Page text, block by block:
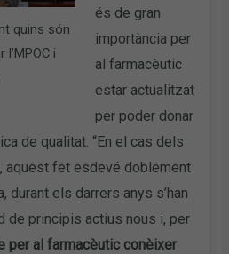
quins són
i
és de gran
importància per
al farmacèutic
estar actualitzat
per poder donar
de qualitat. “En el cas dels
aquest fet esdevé doblement
durant els darrers anys s’han
de principis actius nous i, per
per al farmacèutic conèixer